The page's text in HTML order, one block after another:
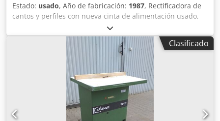
Estado: usado, Año de fabricación: 1987, Rectificadora de
cantos y perfiles con nueva cinta de alimentación usado,
excelente estado, poco uso, equipamiento de primera
Crodpfx Aovwfx Ijgqef Marca Arminius Tipo ST-4
Construido en 1987 número de máquina 1948
Alimentación por cinta con rodillos de presión superiores y
transportador de rodillos de apoyo Zapata de lijado
controlada por inserción - intercambiable para cuerpo de
lijado de perfiles Husillo de rectificado de perfiles con
control de velocidad continuo husillo de rectificado 28 x 90
mm 1,5 kW / máx. 1.500 rpm continuamente variable
Clasificado